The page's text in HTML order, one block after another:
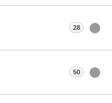
28
50